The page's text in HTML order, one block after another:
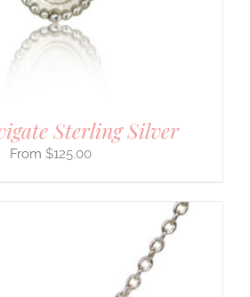
Sterling Silver
$125.00